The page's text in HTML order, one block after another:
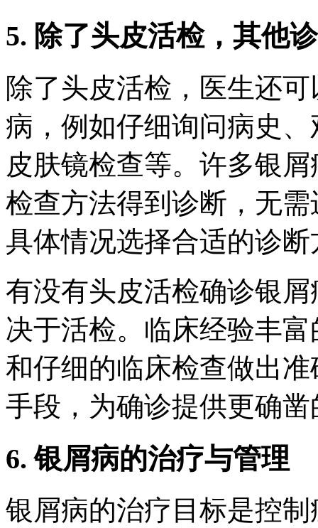
5. 除了头皮活检，其他
除了头皮活检，医生还
病，例如仔细询问病史
皮肤镜检查等。许多银
检查方法得到诊断，无
具体情况选择合适的诊断
有没有头皮活检确诊银
决于活检。临床经验丰
和仔细的临床检查做出
手段，为确诊提供更确
6. 银屑病的治疗与管理
银屑病的治疗目标是控